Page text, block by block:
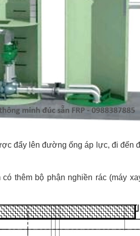
đẩy lên đường ống áp lực, đi đến
thêm bộ phận nghiền rác (máy